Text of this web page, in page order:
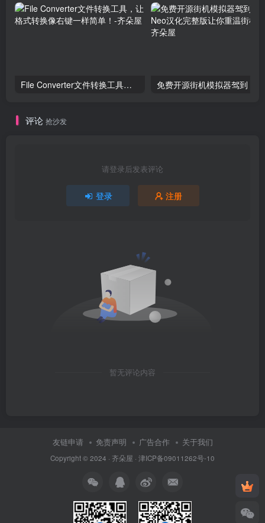
File Converter文件转换工具，让格式转换像右键一样简单！
评论 抢沙发
请登录后发表评论
登录 注册
暂无评论内容
友链申请 免责声明 广告合作 关于我们
Copyright © 2024 · 齐朵屋 · 津ICP备09011262号-10